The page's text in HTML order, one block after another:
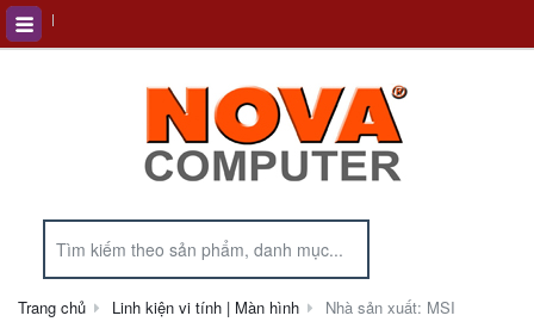
Trang chủ Linh kiện vi tính | Màn hình Nhà sản xuất: MSI